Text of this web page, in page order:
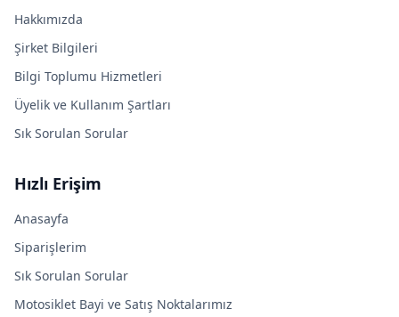
Hakkımızda
Şirket Bilgileri
Bilgi Toplumu Hizmetleri
Üyelik ve Kullanım Şartları
Sık Sorulan Sorular
Hızlı Erişim
Anasayfa
Siparişlerim
Sık Sorulan Sorular
Motosiklet Bayi ve Satış Noktalarımız